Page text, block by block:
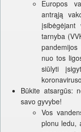
Europos
antrąją
įsibėgėjant
tarnyba
nuo tos
siūlyti
Būkite atsargūs:
savo gyvybe!
Vos
plonu ledu,